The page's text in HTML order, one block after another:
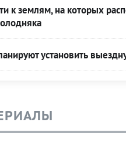
к землям, на которых
установить